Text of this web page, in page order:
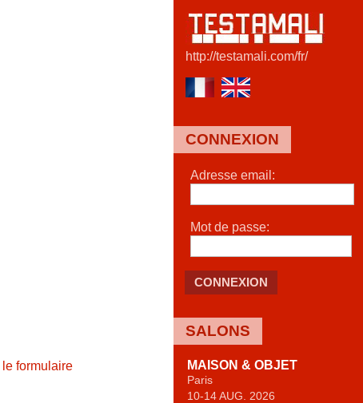
le formulaire
http://testamali.com/fr/
CONNEXION
Adresse email:
Mot de passe:
CONNEXION
SALONS
MAISON & OBJET
Paris
10-14 AUG. 2026